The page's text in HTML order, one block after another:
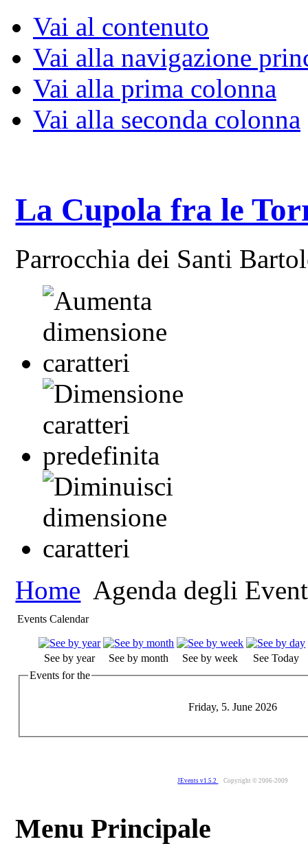
Vai al contenuto
Vai alla navigazione
Vai alla prima colonna
Vai alla seconda colonna
La Cupola fra le
Parrocchia dei Santi
Home Agenda degli
Events Calendar
See by year See by month See by week
See Today
Events for the
Friday, 5. June 2026
JEvents v1.5.2 Copyright © 2006-2009
Menu Principale